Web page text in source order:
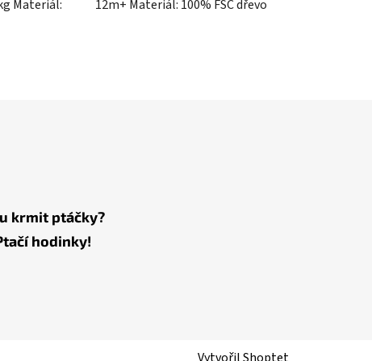
Materiál:
12m+ Materiál: 100% FSC dřevo
krmit ptáčky?
hodinky!